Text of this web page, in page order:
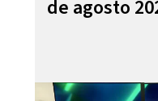
de agosto